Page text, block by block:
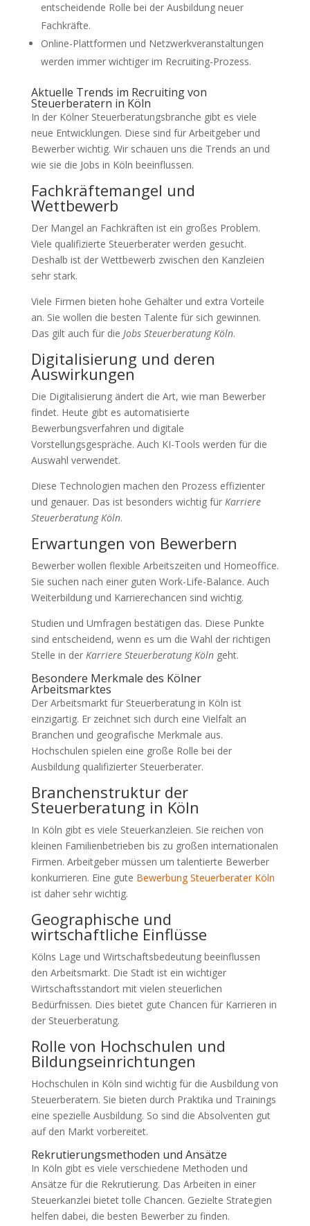
entscheidende Rolle bei der Ausbildung neuer
Fachkräfte.
Online-Plattformen und Netzwerkveranstaltungen
werden immer wichtiger im Recruiting-Prozess.
Aktuelle Trends im Recruiting von
Steuerberatern in Köln
In der Kölner Steuerberatungsbranche gibt es viele
neue Entwicklungen. Diese sind für Arbeitgeber und
Bewerber wichtig. Wir schauen uns die Trends an und
wie sie die Jobs in Köln beeinflussen.
Fachkräftemangel und
Wettbewerb
Der Mangel an Fachkräften ist ein großes Problem.
Viele qualifizierte Steuerberater werden gesucht.
Deshalb ist der Wettbewerb zwischen den Kanzleien
sehr stark.
Viele Firmen bieten hohe Gehälter und extra Vorteile
an. Sie wollen die besten Talente für sich gewinnen.
Das gilt auch für die Jobs Steuerberatung Köln.
Digitalisierung und deren
Auswirkungen
Die Digitalisierung ändert die Art, wie man Bewerber
findet. Heute gibt es automatisierte
Bewerbungsverfahren und digitale
Vorstellungsgespräche. Auch KI-Tools werden für die
Auswahl verwendet.
Diese Technologien machen den Prozess effizienter
und genauer. Das ist besonders wichtig für Karriere
Steuerberatung Köln.
Erwartungen von Bewerbern
Bewerber wollen flexible Arbeitszeiten und Homeoffice.
Sie suchen nach einer guten Work-Life-Balance. Auch
Weiterbildung und Karrierechancen sind wichtig.
Studien und Umfragen bestätigen das. Diese Punkte
sind entscheidend, wenn es um die Wahl der richtigen
Stelle in der Karriere Steuerberatung Kölngeht.
Besondere Merkmale des Kölner
Arbeitsmarktes
Der Arbeitsmarkt für Steuerberatung in Köln ist
einzigartig. Er zeichnet sich durch eine Vielfalt an
Branchen und geografische Merkmale aus.
Hochschulen spielen eine große Rolle bei der
Ausbildung qualifizierter Steuerberater.
Branchenstruktur der
Steuerberatung in Köln
In Köln gibt es viele Steuerkanzleien. Sie reichen von
kleinen Familienbetrieben bis zu großen internationalen
Firmen. Arbeitgeber müssen um talentierte Bewerber
konkurrieren. Eine gute Bewerbung Steuerberater Köln
ist daher sehr wichtig.
Geographische und
wirtschaftliche Einflüsse
Kölns Lage und Wirtschaftsbedeutung beeinflussen
den Arbeitsmarkt. Die Stadt ist ein wichtiger
Wirtschaftsstandort mit vielen steuerlichen
Bedürfnissen. Dies bietet gute Chancen für Karrieren in
der Steuerberatung.
Rolle von Hochschulen und
Bildungseinrichtungen
Hochschulen in Köln sind wichtig für die Ausbildung von
Steuerberatern. Sie bieten durch Praktika und Trainings
eine spezielle Ausbildung. So sind die Absolventen gut
auf den Markt vorbereitet.
Rekrutierungsmethoden und Ansätze
In Köln gibt es viele verschiedene Methoden und
Ansätze für die Rekrutierung. Das Arbeiten in einer
Steuerkanzlei bietet tolle Chancen. Gezielte Strategien
helfen dabei, die besten Bewerber zu finden.